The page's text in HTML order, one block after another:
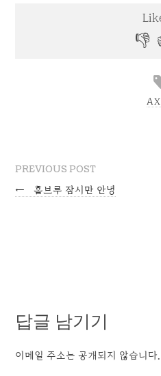
AX
PREVIOUS POST
← 홈브루 잠시만 안녕
답글 남기기
이메일 주소는 공개되지 않습니다.